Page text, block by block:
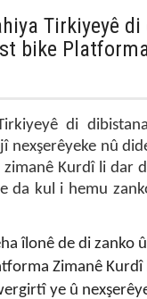
Tirkiyeyê
bike
di
nexşerêyeke nû
Kurdî li dar
da kul i hemu
îlonê de di zanko
Zimanê
ye û